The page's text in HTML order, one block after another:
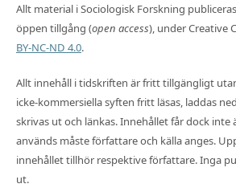
Allt material i Sociologisk Forskning
öppen tillgång (open access), under Creative
BY-NC-ND 4.0.
Allt innehåll i tidskriften är fritt tillgängligt
icke-kommersiella syften fritt läsas, laddas
skrivas ut och länkas. Innehållet får dock inte
används måste författare och källa anges.
innehållet tillhör respektive författare. Inga
ut.